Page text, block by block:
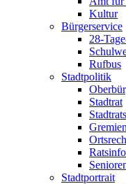
Kultur
Bürgerservice
28-
Rufbus
Stadtpolitik
Stadtrat
Gremien
Stadtportrait